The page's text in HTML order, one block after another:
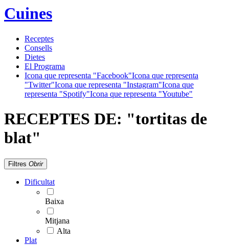
Cuines
Receptes
Consells
Dietes
El Programa
Icona que representa "Facebook"Icona que representa
"Twitter"Icona que representa "Instagram"Icona que
representa "Spotify"Icona que representa "Youtube"
RECEPTES DE: "tortitas de
blat"
Filtres Obrir
Dificultat
Baixa
Mitjana
Alta
Plat